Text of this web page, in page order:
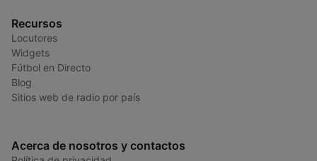
Recursos
Locutores
Widgets
Fútbol en Directo
Blog
Sitios web de radio por país
Acerca de nosotros y contactos